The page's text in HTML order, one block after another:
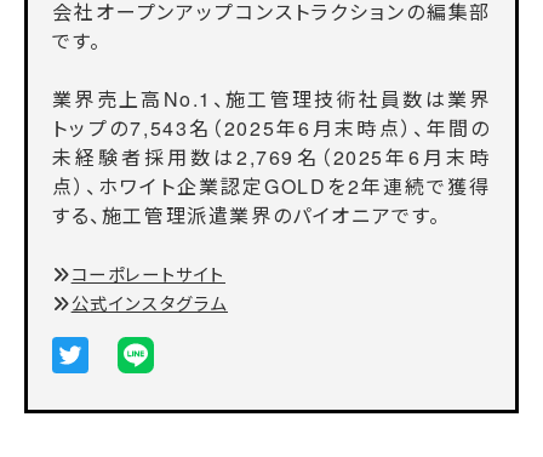
会社オープンアップコンストラクションの編集部
です。
業界売上高No.1、施工管理技術社員数は業界
トップの7,543名（2025年6月末時点）、年間の
未経験者採用数は2,769名（2025年6月末時
点）、ホワイト企業認定GOLDを2年連続で獲得
する、施工管理派遣業界のパイオニアです。
コーポレートサイト
公式インスタグラム